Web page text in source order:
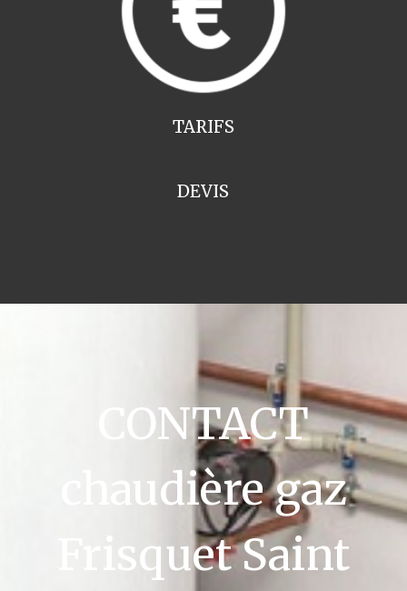
TARIFS
DEVIS
CONTACT
chaudière gaz
Frisquet Saint